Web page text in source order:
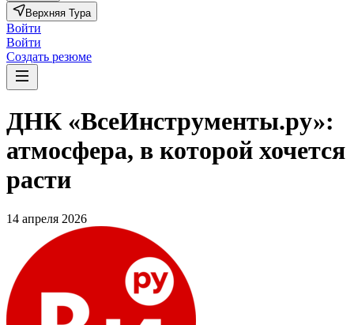
Верхняя Тура
Войти
Войти
Создать резюме
ДНК «ВсеИнструменты.ру»:
атмосфера, в которой хочется
расти
14 апреля 2026